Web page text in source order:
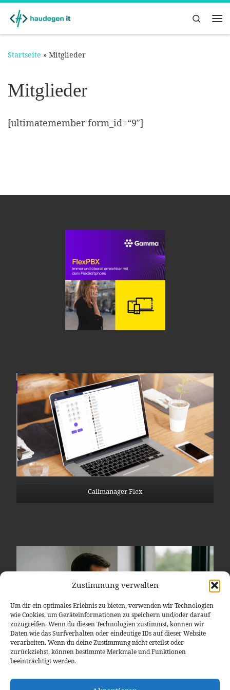
Zustimmung verwalten
Um dir ein optimales Erlebnis zu bieten, verwenden wir Technologien
wie Cookies, um Geräteinformationen zu speichern und/oder darauf
zuzugreifen. Wenn du diesen Technologien zustimmst, können wir
Daten wie das Surfverhalten oder eindeutige IDs auf dieser Website
verarbeiten. Wenn du deine Zustimmung nicht erteilst oder
zurückziehst, können bestimmte Merkmale und Funktionen
beeinträchtigt werden.
Zum Inhalt springen
Search
Startseite » Mitglieder
Mitglieder
[ultimatemember form_id=“9″]
Callmanager Flex